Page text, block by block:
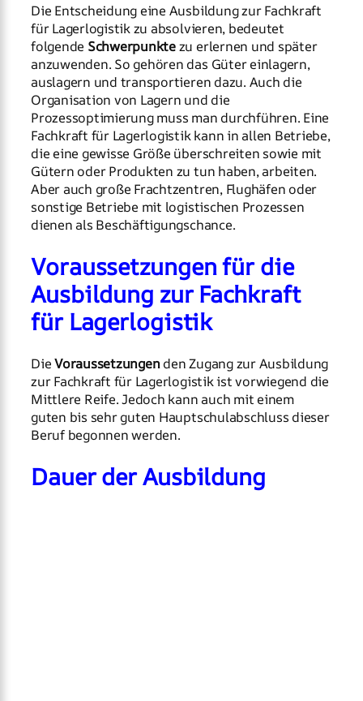
Die Entscheidung eine Ausbildung zur Fachkraft
für Lagerlogistik zu absolvieren, bedeutet
folgende Schwerpunktezu erlernen und später
anzuwenden. So gehören das Güter einlagern,
auslagern und transportieren dazu. Auch die
Organisation von Lagern und die
Prozessoptimierung muss man durchführen. Eine
Fachkraft für Lagerlogistik kann in allen Betriebe,
die eine gewisse Größe überschreiten sowie mit
Gütern oder Produkten zu tun haben, arbeiten.
Aber auch große Frachtzentren, Flughäfen oder
sonstige Betriebe mit logistischen Prozessen
dienen als Beschäftigungschance.
Voraussetzungen für die
Ausbildung zur Fachkraft
für Lagerlogistik
DieVoraussetzungenden Zugang zur Ausbildung
zur Fachkraft für Lagerlogistik ist vorwiegend die
Mittlere Reife. Jedoch kann auch mit einem
guten bis sehr guten Hauptschulabschluss dieser
Beruf begonnen werden.
Dauer der Ausbildung